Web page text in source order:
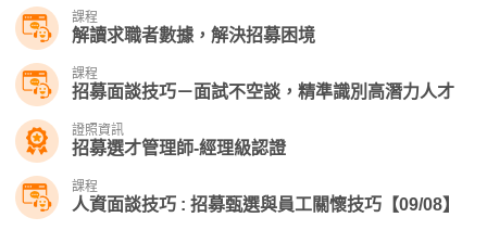
課程
解讀求職者數據，解決招募困境
課程
招募面談技巧－面試不空談，精準識別高潛力人才
證照資訊
招募選才管理師-經理級認證
課程
人資面談技巧 : 招募甄選與員工關懷技巧【09/08】